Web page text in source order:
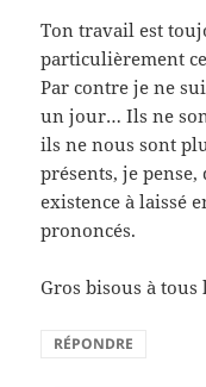
Ton travail est
particulièrement
Par contre je ne
un jour… Ils ne
ils ne nous sont
présents, je
existence à laissé
prononcés.
Gros bisous à tous
RÉPONDRE